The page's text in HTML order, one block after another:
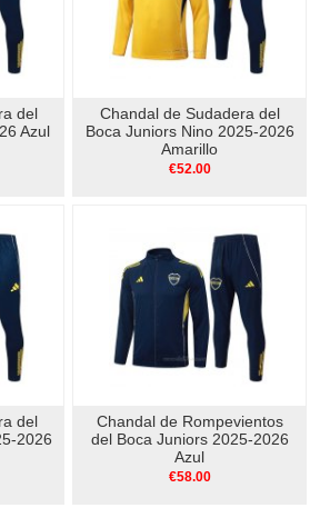
del
Azul
Chandal de Sudadera del
Boca Juniors Nino 2025-2026
Amarillo
€52.00
del
2026
Chandal de Rompevientos
del Boca Juniors 2025-2026
Azul
€58.00